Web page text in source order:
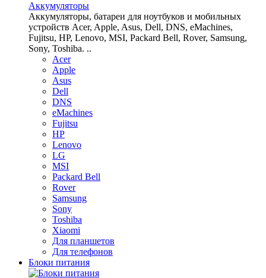
Аккумуляторы
Аккумуляторы, батареи для ноутбуков и мобильных
устройств Acer, Apple, Asus, Dell, DNS, eMachines,
Fujitsu, HP, Lenovo, MSI, Packard Bell, Rover, Samsung,
Sony, Toshiba. ..
Acer
Apple
Asus
Dell
DNS
eMachines
Fujitsu
HP
Lenovo
LG
MSI
Packard Bell
Rover
Samsung
Sony
Toshiba
Xiaomi
Для планшетов
Для телефонов
Блоки питания